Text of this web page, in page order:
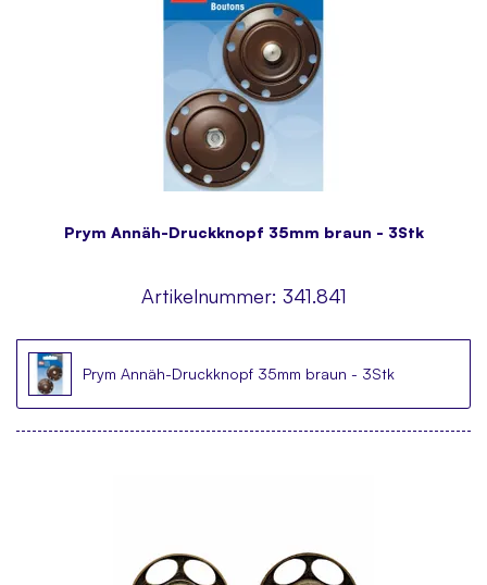
Prym Annäh-Druckknopf 35mm braun - 3Stk
Artikelnummer: 341.841
Prym Annäh-Druckknopf 35mm braun - 3Stk